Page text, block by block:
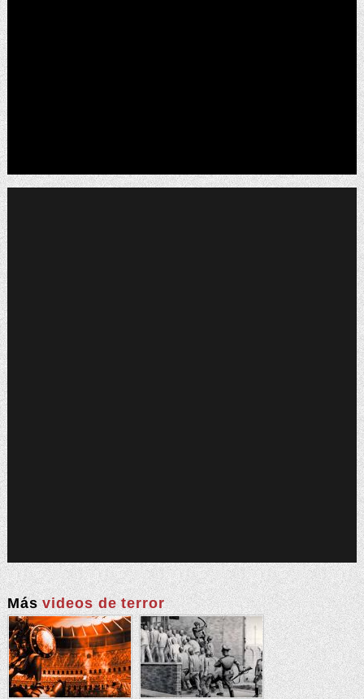
Másvideos de terror